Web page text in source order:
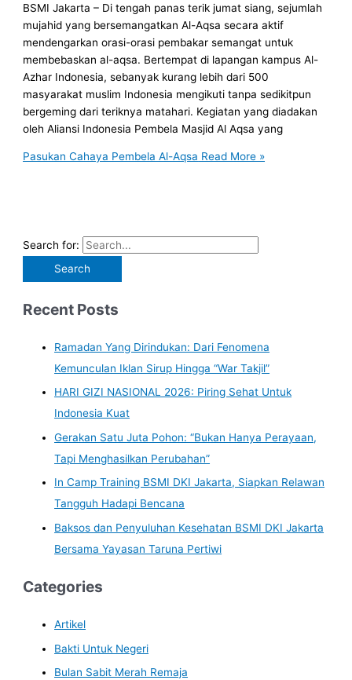
BSMI Jakarta – Di tengah panas terik jumat siang, sejumlah
mujahid yang bersemangatkan Al-Aqsa secara aktif
mendengarkan orasi-orasi pembakar semangat untuk
membebaskan al-aqsa. Bertempat di lapangan kampus Al-
Azhar Indonesia, sebanyak kurang lebih dari 500
masyarakat muslim Indonesia mengikuti tanpa sedikitpun
bergeming dari teriknya matahari. Kegiatan yang diadakan
oleh Aliansi Indonesia Pembela Masjid Al Aqsa yang
Pasukan Cahaya Pembela Al-Aqsa Read More »
Search for:
Recent Posts
Ramadan Yang Dirindukan: Dari Fenomena
Kemunculan Iklan Sirup Hingga “War Takjil”
HARI GIZI NASIONAL 2026: Piring Sehat Untuk
Indonesia Kuat
Gerakan Satu Juta Pohon: “Bukan Hanya Perayaan,
Tapi Menghasilkan Perubahan”
In Camp Training BSMI DKI Jakarta, Siapkan Relawan
Tangguh Hadapi Bencana
Baksos dan Penyuluhan Kesehatan BSMI DKI Jakarta
Bersama Yayasan Taruna Pertiwi
Categories
Artikel
Bakti Untuk Negeri
Bulan Sabit Merah Remaja